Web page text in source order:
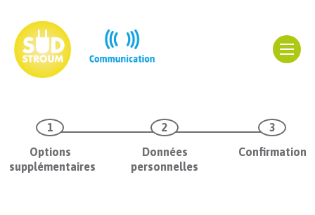
Options
supplémentaires
Données
personnelles
Confirmation